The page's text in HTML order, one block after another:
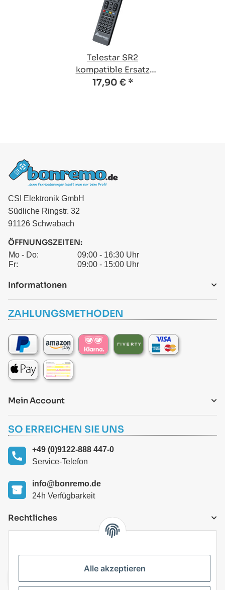
Telestar SR2
kompatible Ersatz
Fernbedienung
17,90 € *
CSI Elektronik GmbH
Südliche Ringstr. 32
91126 Schwabach
ÖFFNUNGSZEITEN:
Mo - Do:
09:00 - 16:30 Uhr
Fr:
09:00 - 15:00 Uhr
Informationen
ZAHLUNGSMETHODEN
Mein Account
SO ERREICHEN SIE UNS
+49 (0)9122-888 447-0
Service-Telefon
info@bonremo.de
24h Verfügbarkeit
Rechtliches
Alle akzeptieren